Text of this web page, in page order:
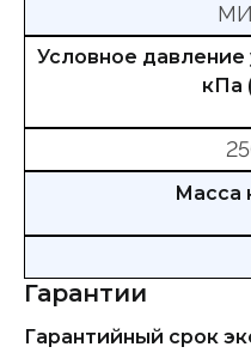
Условное
кПа
Масса
Гарантии
Гарантийный срок